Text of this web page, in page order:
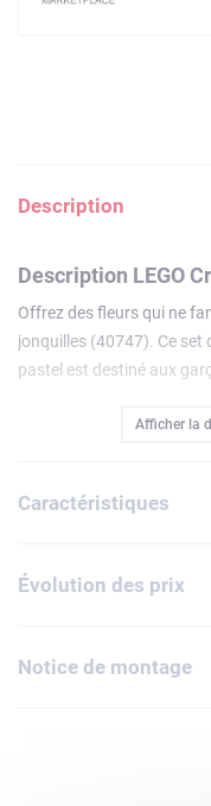
Description
Description LEGO
Offrez des fleurs qui ne
jonquilles (40747). Ce
pastel est destiné aux
construire inclut 2
achevée, elles peuvent
un bouquet coloré de plus
Afficher la
Caractéristiques
Évolution des prix
Notice de montage